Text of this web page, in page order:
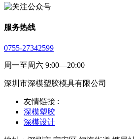
服务热线
0755-27342599
周一至周六 9:00—20:00
深圳市深模塑胶模具有限公司
友情链接 :
深模塑胶
深模设计